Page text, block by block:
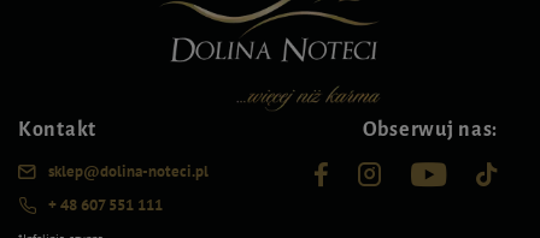
Kontakt
sklep@dolina-noteci.pl
+ 48 607 551 111
Obserwuj nas: